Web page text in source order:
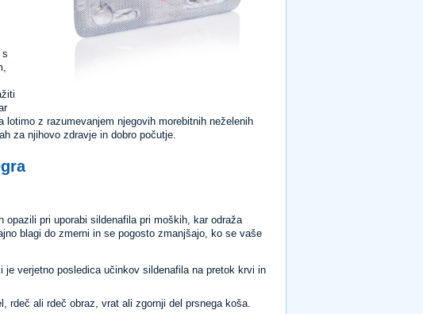
s
z razumevanjem njegovih morebitnih neželenih
za njihovo zdravje in dobro počutje.
pri uporabi sildenafila pri moških, kar odraža
blagi do zmerni in se pogosto zmanjšajo, ko se vaše
verjetno posledica učinkov sildenafila na pretok krvi in
rdeč ali rdeč obraz, vrat ali zgornji del prsnega koša.